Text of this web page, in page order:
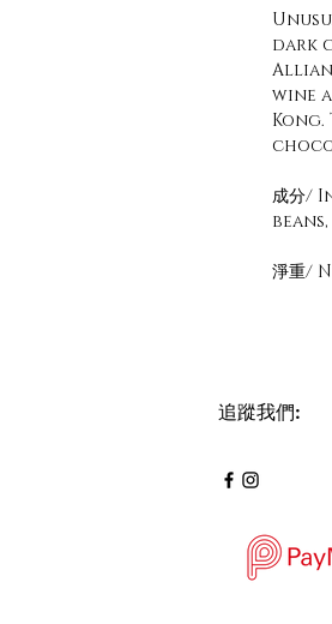
dark
wine
成分/
淨重/
追蹤我們: